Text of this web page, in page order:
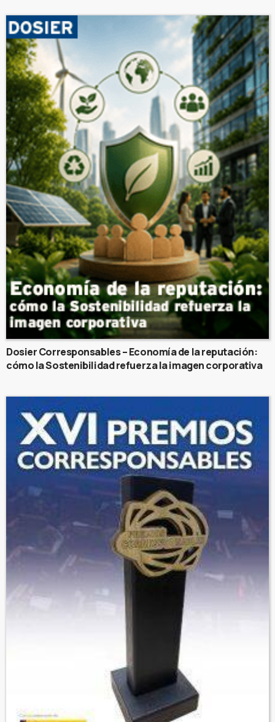
Dosier Corresponsables – Economía de la reputación:
cómo la Sostenibilidad refuerza la imagen corporativa